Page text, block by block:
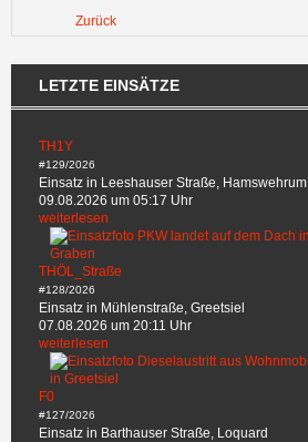
Zurück
LETZTE EINSÄTZE
TH1Y
#129/2026
Einsatz in Leeshauser Straße, Hamswehrum
09.08.2026 um 05:17 Uhr
weiterlesen
THÖL_Straße
#128/2026
Einsatz in Mühlenstraße, Greetsiel
07.08.2026 um 20:11 Uhr
weiterlesen
F0
#127/2026
Einsatz in Barthauser Straße, Loquard